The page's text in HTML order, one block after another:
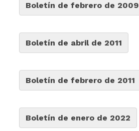
Boletín de febrero de 2009
Boletín de abril de 2011
Boletín de febrero de 2011
Boletín de enero de 2022